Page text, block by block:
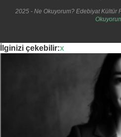
2025 - Ne Okuyorum? Edebiyat Kültür
İlginizi çekebilir:x